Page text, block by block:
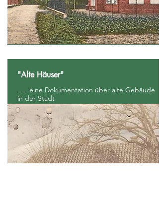
"Alte Häuser"
..... eine Dokumentation über alte Gebäude
in der Stadt